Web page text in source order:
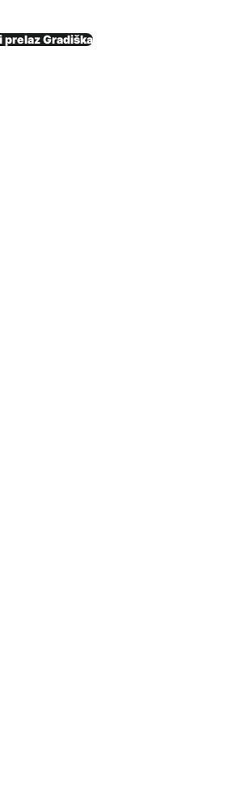
prelaz Gradiška